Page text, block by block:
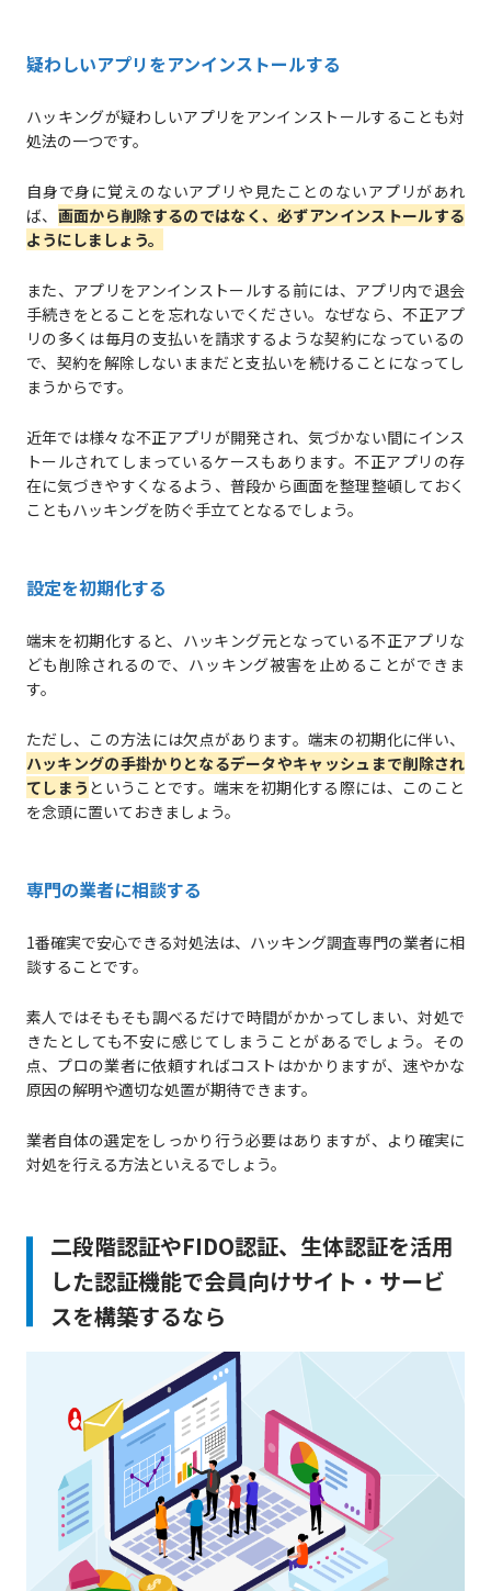
疑わしいアプリをアンインストールする
ハッキングが疑わしいアプリをアンインストールすることも対
処法の一つです。
自身で身に覚えのないアプリや見たことのないアプリがあれ
ば、 画面から削除するのではなく、必ずアンインストールする
ようにしましょう。
また、アプリをアンインストールする前には、アプリ内で退会
手続きをとることを忘れないでください。なぜなら、不正アプ
リの多くは毎月の支払いを請求するような契約になっているの
で、契約を解除しないままだと支払いを続けることになってし
まうからです。
近年では様々な不正アプリが開発され、気づかない間にインス
トールされてしまっているケースもあります。不正アプリの存
在に気づきやすくなるよう、普段から画面を整理整頓しておく
こともハッキングを防ぐ手立てとなるでしょう。
設定を初期化する
端末を初期化すると、ハッキング元となっている不正アプリな
ども削除されるので、ハッキング被害を止めることができま
す。
ただし、この方法には欠点があります。端末の初期化に伴い、
ハッキングの手掛かりとなるデータやキャッシュまで削除され
てしまう ということです。端末を初期化する際には、このこと
を念頭に置いておきましょう。
専門の業者に相談する
1番確実で安心できる対処法は、ハッキング調査専門の業者に相
談することです。
素人ではそもそも調べるだけで時間がかかってしまい、対処で
きたとしても不安に感じてしまうことがあるでしょう。その
点、プロの業者に依頼すればコストはかかりますが、速やかな
原因の解明や適切な処置が期待できます。
業者自体の選定をしっかり行う必要はありますが、より確実に
対処を行える方法といえるでしょう。
二段階認証やFIDO認証、生体認証を活用
した認証機能で会員向けサイト・サービ
スを構築するなら